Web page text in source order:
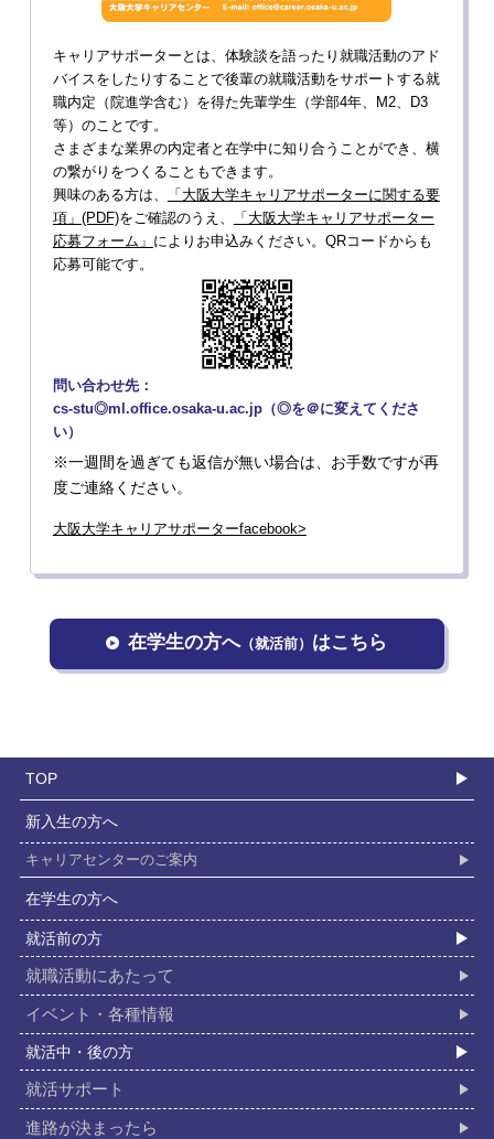
キャリアサポーターとは、体験談を語ったり就職活動のアド
バイスをしたりすることで後輩の就職活動をサポートする就
職内定（院進学含む）を得た先輩学生（学部4年、M2、D3
等）のことです。
さまざまな業界の内定者と在学中に知り合うことができ、横
の繋がりをつくることもできます。
興味のある方は、
「大阪大学キャリアサポーターに関する要
項」(PDF)をご確認のうえ、
「大阪大学キャリアサポーター
応募フォーム」 によりお申込みください。QRコードからも
応募可能です。
問い合わせ先：
cs-stu◎ml.office.osaka-u.ac.jp（◎を＠に変えてくださ
い）
※一週間を過ぎても返信が無い場合は、お手数ですが再
度ご連絡ください。
大阪大学キャリアサポーターfacebook>
在学⽣の⽅へ（就活前） はこちら
TOP
新入生の⽅へ
キャリアセンターのご案内
在学⽣の⽅へ
就活前の⽅
就職活動にあたって
イベント・各種情報
就活中・後の⽅
就活サポート
進路が決まったら